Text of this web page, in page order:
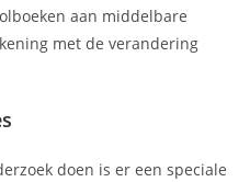
aan middelbare
met de verandering
doen is er een speciale